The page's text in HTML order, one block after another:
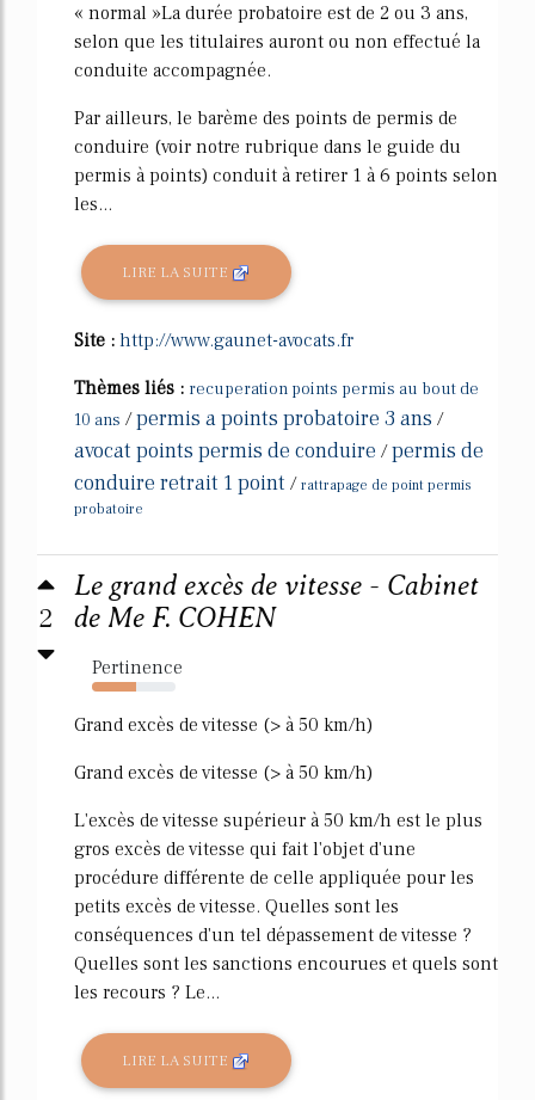
« normal »La durée probatoire est de 2 ou 3 ans,
selon que les titulaires auront ou non effectué la
conduite accompagnée.
Par ailleurs, le barème des points de permis de
conduire (voir notre rubrique dans le guide du
permis à points) conduit à retirer 1 à 6 points selon
les...
LIRE LA SUITE
Site : http://www.gaunet-avocats.fr
Thèmes liés : recuperation points permis au bout de
10 ans /permis a points probatoire 3 ans /
avocat points permis de conduire /permis de
conduire retrait 1 point / rattrapage de point permis
probatoire
2
Le grand excès de vitesse - Cabinet
de Me F. COHEN
Pertinence
53%
Grand excès de vitesse (> à 50 km/h)
Grand excès de vitesse (> à 50 km/h)
L'excès de vitesse supérieur à 50 km/h est le plus
gros excès de vitesse qui fait l'objet d'une
procédure différente de celle appliquée pour les
petits excès de vitesse. Quelles sont les
conséquences d'un tel dépassement de vitesse ?
Quelles sont les sanctions encourues et quels sont
les recours ? Le...
LIRE LA SUITE